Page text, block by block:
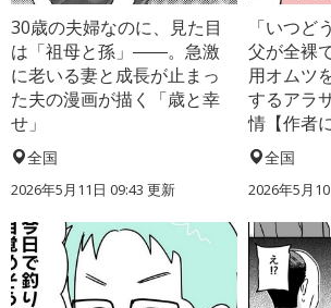
30歳の夫婦なのに、見た目
は「祖母と孫」――。急激
に老いる妻と成長が止まっ
た夫の漫画が描く「歳と幸
せ」
全国
2026年5月11日 09:43 更新
「いつど
父が全裸
用オムツ
するアラ
情【作者
全国
2026年5月